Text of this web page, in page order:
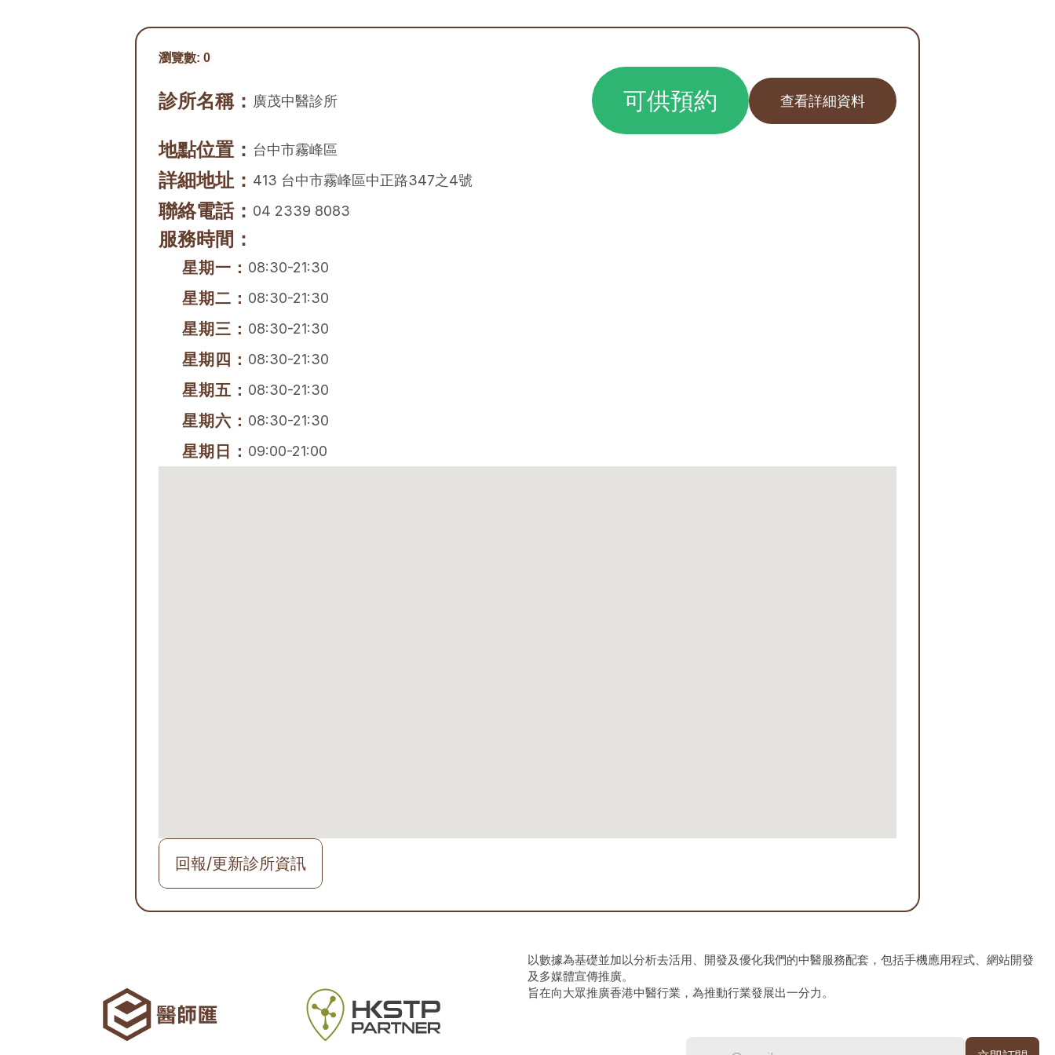
瀏覽數: 0
診所名稱： 廣茂中醫診所 可供預約 查看詳細資料
地點位置： 台中市霧峰區
詳細地址： 413 台中市霧峰區中正路347之4號
聯絡電話： 04 2339 8083
服務時間：
星期一： 08:30-21:30
星期二： 08:30-21:30
星期三： 08:30-21:30
星期四： 08:30-21:30
星期五： 08:30-21:30
星期六： 08:30-21:30
星期日： 09:00-21:00
回報/更新診所資訊
以數據為基礎並加以分析去活用、開發及優化我們的中醫服務配套，包括手機應用程式、網站開發
及多媒體宣傳推廣。
旨在向大眾推廣香港中醫行業，為推動行業發展出一分力。